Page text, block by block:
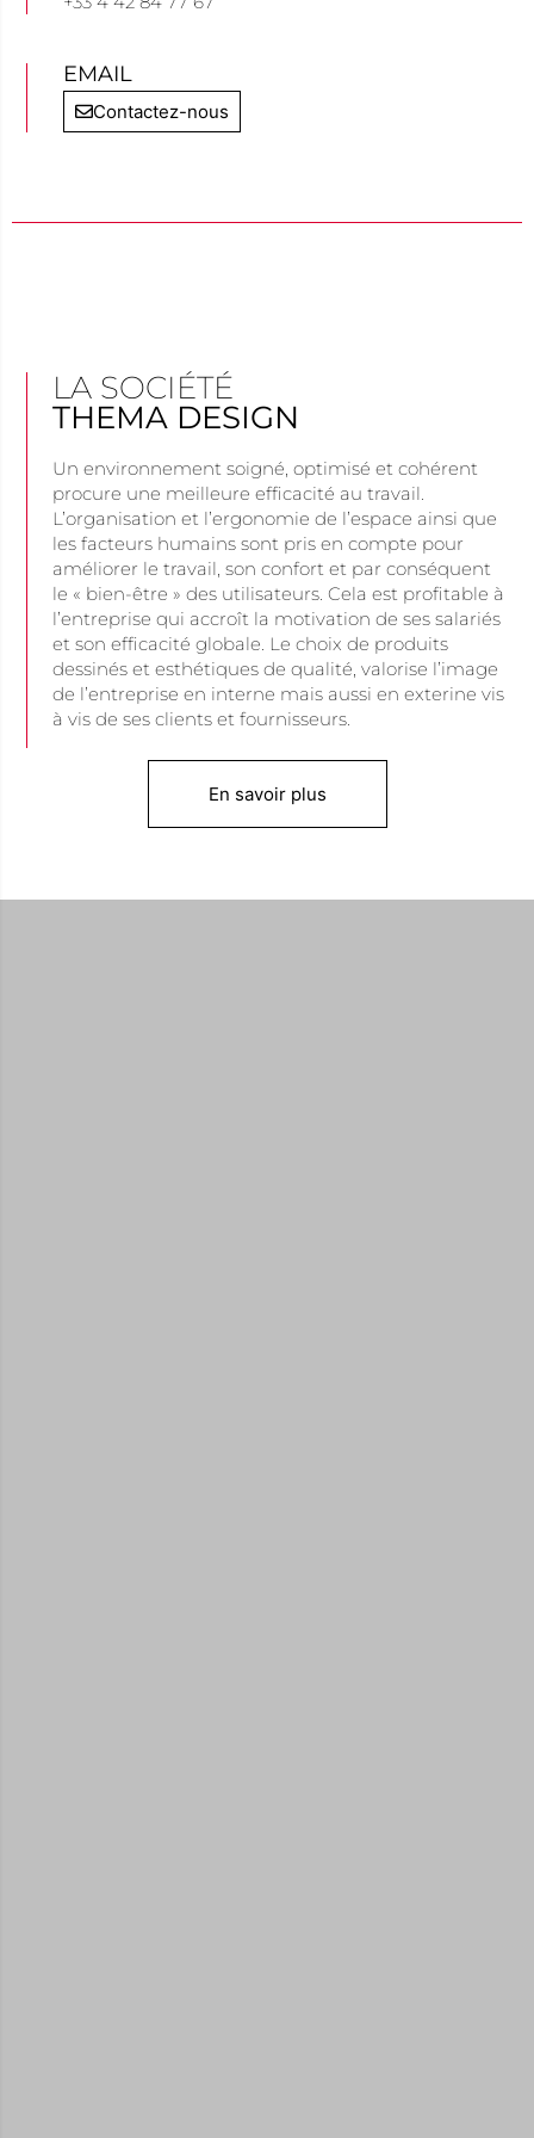
EMAIL
Contactez-nous
LA SOCIÉTÉ
THEMA DESIGN
Un environnement soigné, optimisé et cohérent
procure une meilleure efficacité au travail.
L’organisation et l’ergonomie de l’espace ainsi que
les facteurs humains sont pris en compte pour
améliorer le travail, son confort et par conséquent
le « bien-être » des utilisateurs. Cela est profitable à
l’entreprise qui accroît la motivation de ses salariés
et son efficacité globale. Le choix de produits
dessinés et esthétiques de qualité, valorise l’image
de l’entreprise en interne mais aussi en exterine vis
à vis de ses clients et fournisseurs.
En savoir plus